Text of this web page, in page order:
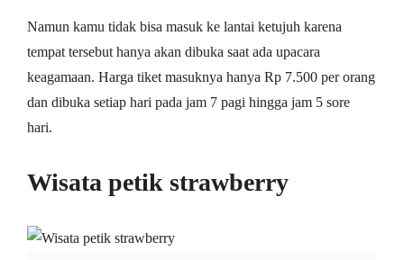
Namun kamu tidak bisa masuk ke lantai ketujuh karena
tempat tersebut hanya akan dibuka saat ada upacara
keagamaan. Harga tiket masuknya hanya Rp 7.500 per orang
dan dibuka setiap hari pada jam 7 pagi hingga jam 5 sore
hari.
Wisata petik strawberry